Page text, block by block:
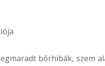
bőrhibák, szem